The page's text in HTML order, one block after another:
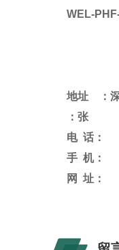
WEL-
地址 ：深
：张
电 话：
手 机：
网
址：